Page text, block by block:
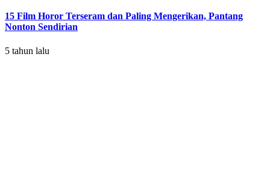
15 Film Horor Terseram dan Paling Mengerikan, Pantang
Nonton Sendirian
5 tahun lalu